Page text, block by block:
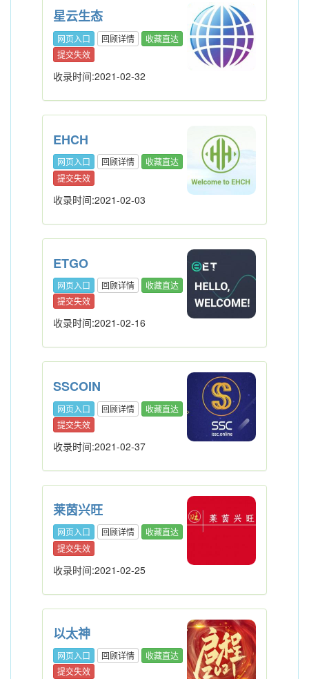
星云生态
网页入口 回顾详情
收藏直达
提交失效
收录时间:2021-02-32
EHCH
网页入口 回顾详情
收藏直达
提交失效
收录时间:2021-02-03
ETGO
网页入口 回顾详情
收藏直达
提交失效
收录时间:2021-02-16
SSCOIN
网页入口 回顾详情
收藏直达
提交失效
收录时间:2021-02-37
莱茵兴旺
网页入口 回顾详情
收藏直达
提交失效
收录时间:2021-02-25
以太神
网页入口 回顾详情
收藏直达
提交失效